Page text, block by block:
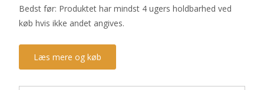
Bedst før: Produktet har mindst 4 ugers holdbarhed ved
køb hvis ikke andet angives.
Læs mere og køb